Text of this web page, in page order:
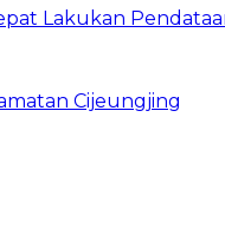
Lakukan
Cijeungjing